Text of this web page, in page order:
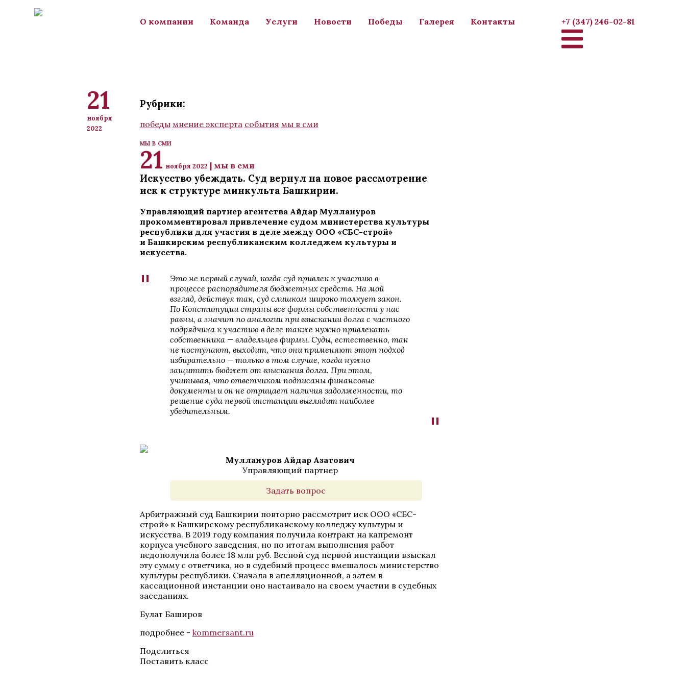
О компании
Команда Услуги Новости Победы Галерея Контакты +7 (347) 246-02-81
21
ноября
2022
Рубрики:
победы мнение эксперта события мы в сми
мы в сми
21 ноября 2022 | мы в сми
Искусство убеждать. Суд вернул на новое рассмотрение
иск к структуре минкульта Башкирии.
Управляющий партнер агентства Айдар Муллануров
прокомментировал привлечение судом министерства культуры
республики для участия в деле между ООО «СБС-строй»
и Башкирским республиканским колледжем культуры и
искусства.
"
Это не первый случай, когда суд привлек к участию в
процессе распорядителя бюджетных средств. На мой
взгляд, действуя так, суд слишком широко толкует закон.
По Конституции страны все формы собственности у нас
равны, а значит по аналогии при взыскании долга с частного
подрядчика к участию в деле также нужно привлекать
собственника — владельцев фирмы. Суды, естественно, так
не поступают, выходит, что они применяют этот подход
избирательно — только в том случае, когда нужно
защитить бюджет от взыскания долга. При этом,
учитывая, что ответчиком подписаны финансовые
документы и он не отрицает наличия задолженности, то
решение суда первой инстанции выглядит наиболее
убедительным.
"
Муллануров Айдар Азатович
Управляющий партнер
Задать вопрос
Арбитражный суд Башкирии повторно рассмотрит иск ООО «СБС-
строй» к Башкирскому республиканскому колледжу культуры и
искусства. В 2019 году компания получила контракт на капремонт
корпуса учебного заведения, но по итогам выполнения работ
недополучила более 18 млн руб. Весной суд первой инстанции взыскал
эту сумму с ответчика, но в судебный процесс вмешалось министерство
культуры республики. Сначала в апелляционной, а затем в
кассационной инстанции оно настаивало на своем участии в судебных
заседаниях.
Булат Баширов
подробнее - kommersant.ru
Поделиться
Поставить класс